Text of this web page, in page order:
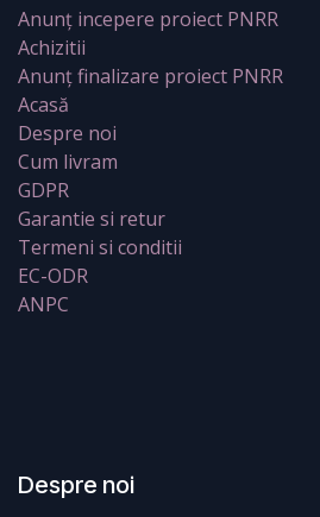
Anunț incepere proiect PNRR
Achizitii
Anunț finalizare proiect PNRR
Acasă
Despre noi
Cum livram
GDPR
Garantie si retur
Termeni si conditii
EC-ODR
ANPC
Despre noi